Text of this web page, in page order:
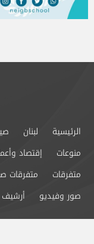
الرئيسية لبنان
منوعات
إقتصاد
متفرقات
متفرقات
صور وفيديو
أرشيف
من نحن